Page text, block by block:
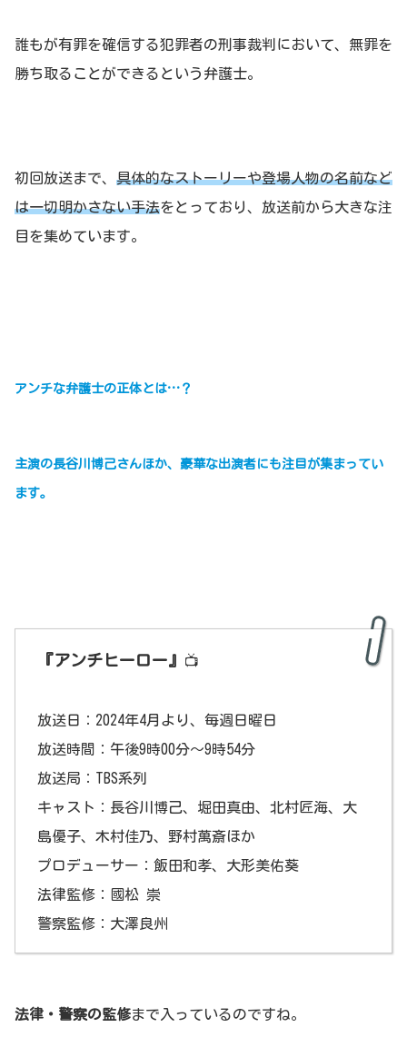
誰もが有罪を確信する犯罪者の刑事裁判において、無罪を
勝ち取ることができるという弁護士。
初回放送まで、 具体的なストーリーや登場人物の名前など
は一切明かさない手法をとっており、放送前から大きな注
目を集めています。
アンチな弁護士の正体とは…？
主演の長谷川博己さんほか、豪華な出演者にも注目が集まってい
ます。
『アンチヒーロー』 📺
放送日：2024年4月より、毎週日曜日
放送時間：午後9時00分～9時54分
放送局：TBS系列
キャスト：長谷川博己、堀田真由、北村匠海、大
島優子、木村佳乃、野村萬斎ほか
プロデューサー：飯田和孝、大形美佑葵
法律監修：國松 崇
警察監修：大澤良州
法律・警察の監修まで入っているのですね。